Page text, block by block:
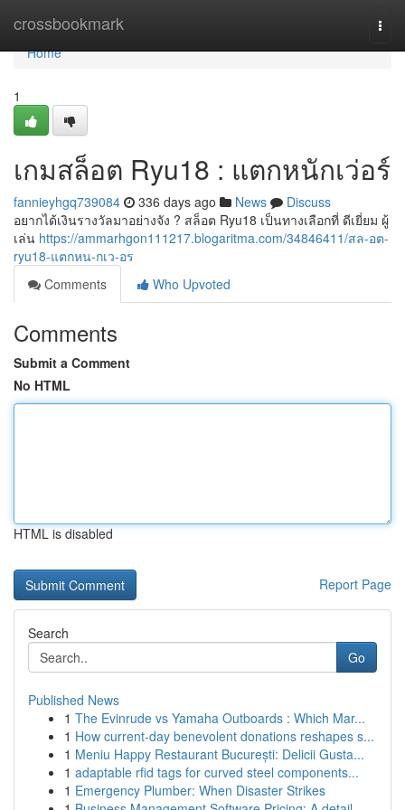
crossbookmark
Home
Home
1
เกมสล็อต Ryu18 : แตกหนักเว่อร์
fannieyhgq739084 336 days ago News
Discuss
อยากได้เงินรางวัลมาอย่างจัง ? สล็อต Ryu18 เป็นทางเลือกที่ ดีเยี่ยม ผู้
เล่น https://ammarhgon111217.blogaritma.com/34846411/สล-อต-
ryu18-แตกหน-กเว-อร
Comments
Who Upvoted
Comments
Submit a Comment
No HTML
HTML is disabled
Report Page
Search
Go
Published News
1 The Evinrude vs Yamaha Outboards : Which Mar...
1 How current-day benevolent donations reshapes s...
1 Meniu Happy Restaurant București: Delicii Gusta...
1 adaptable rfid tags for curved steel components...
1 Emergency Plumber: When Disaster Strikes